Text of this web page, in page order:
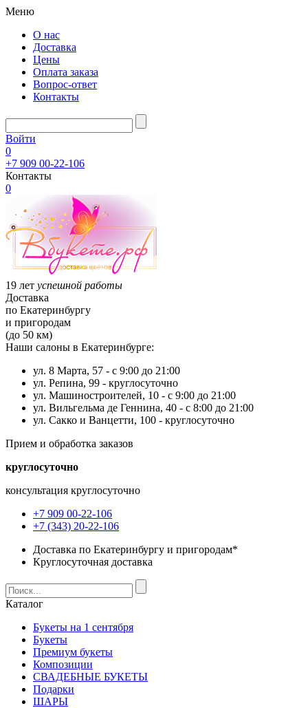
Меню
О нас
Доставка
Цены
Оплата заказа
Вопрос-ответ
Контакты
Войти
0
+7 909 00-22-106
Контакты
0
19 лет успешной работы
Доставка
по Екатеринбургу
и пригородам
(до 50 км)
Наши салоны в Екатеринбурге:
ул. 8 Марта, 57 - с 9:00 до 21:00
ул. Репина, 99 - круглосуточно
ул. Машиностроителей, 10 - с 9:00 до 21:00
ул. Вильгельма де Геннина, 40 - с 8:00 до 21:00
ул. Сакко и Ванцетти, 100 - круглосуточно
Прием и обработка заказов
круглосуточно
консультация круглосуточно
+7 909 00-22-106
+7 (343) 20-22-106
Доставка по Екатеринбургу и пригородам*
Круглосуточная доставка
Каталог
Букеты на 1 сентября
Букеты
Премиум букеты
Композиции
СВАДЕБНЫЕ БУКЕТЫ
Подарки
ШАРЫ